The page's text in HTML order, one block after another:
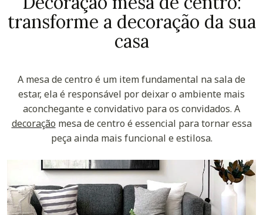
transforme a decoração da sua
casa
A mesa de centro é um item fundamental na sala de
estar, ela é responsável por deixar o ambiente mais
aconchegante e convidativo para os convidados. A
decoração mesa de centro é essencial para tornar essa
peça ainda mais funcional e estilosa.